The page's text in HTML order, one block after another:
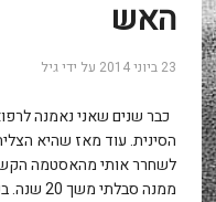
האש
23 ביוני 2014 על ידיגיל
כבר שנים שאני נאמנה
הסינית. עוד מאז שהיא
לשחרר אותי מהאסטמה
ממנה סבלתי משך